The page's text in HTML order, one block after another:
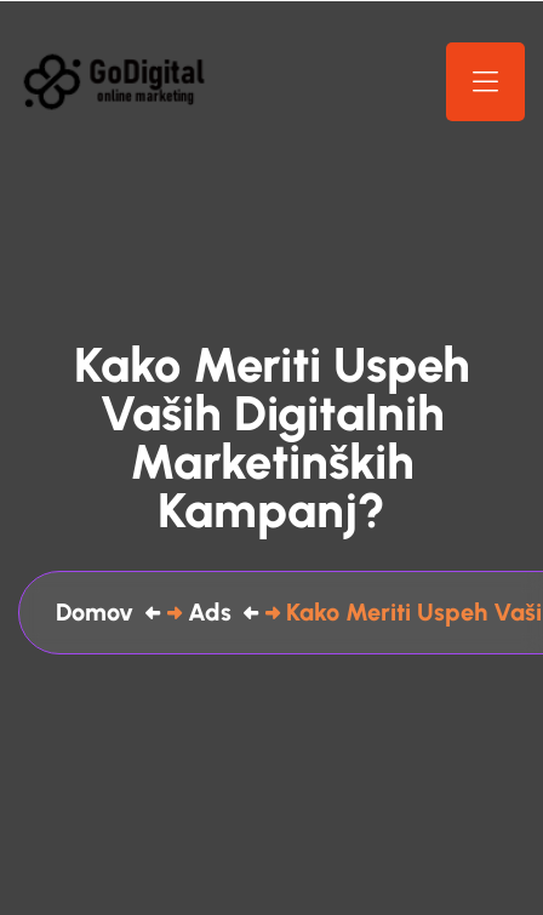
Kako Meriti Uspeh
Vaših Digitalnih
Marketinških
Kampanj?
Domov Ads Kako Meriti Uspeh